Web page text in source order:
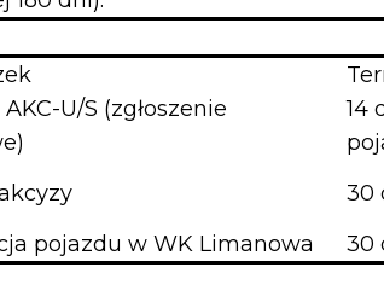
AKC-U/S (zgłoszenie
14
30
pojazdu w WK Limanowa
30